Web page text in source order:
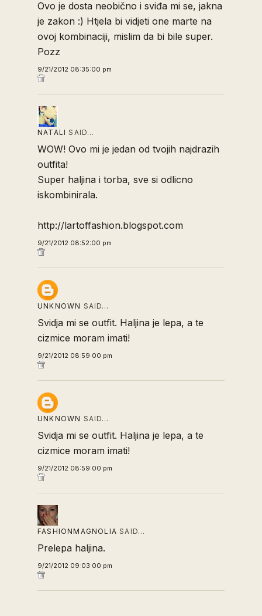
Ovo je dosta neobično i sviđa mi se, jakna
je zakon :) Htjela bi vidjeti one marte na
ovoj kombinaciji, mislim da bi bile super.
Pozz
9/21/2012 08:35:00 pm
NATALI SAID…
WOW! Ovo mi je jedan od tvojih najdrazih
outfita!
Super haljina i torba, sve si odlicno
iskombinirala.
http://lartoffashion.blogspot.com
9/21/2012 08:52:00 pm
UNKNOWN SAID…
Svidja mi se outfit. Haljina je lepa, a te
cizmice moram imati!
9/21/2012 08:59:00 pm
UNKNOWN SAID…
Svidja mi se outfit. Haljina je lepa, a te
cizmice moram imati!
9/21/2012 08:59:00 pm
FASHIONMAGNOLIA SAID…
Prelepa haljina.
9/21/2012 09:03:00 pm